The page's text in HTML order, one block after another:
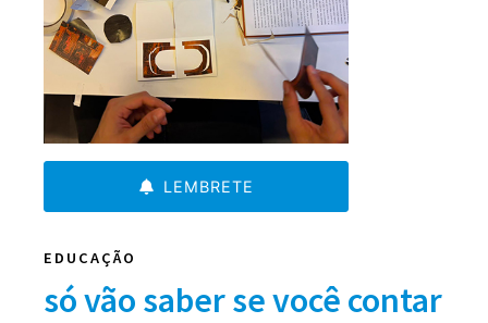
LEMBRETE
EDUCAÇÃO
só vão saber se você contar